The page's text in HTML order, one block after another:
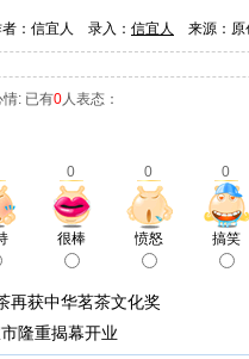
者：信宜人 录入： 信宜人 来源：
: 已有0人表态：
0 0 0
很棒 愤怒 搞笑
再获中华茗茶文化奖
隆重揭幕开业